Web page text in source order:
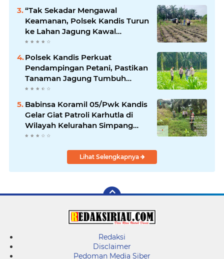
“Tak Sekadar Mengawal
Keamanan, Polsek Kandis Turun
ke Lahan Jagung Kawal
Ketahanan Pangan
Polsek Kandis Perkuat
Pendampingan Petani, Pastikan
Tanaman Jagung Tumbuh
Optimal Dukung Swasembada
Babinsa Koramil 05/Pwk Kandis
Gelar Giat Patroli Karhutla di
Wilayah Kelurahan Simpang
Belutu
Lihat Selengkapnya
Redaksi
Disclaimer
Pedoman Media Siber